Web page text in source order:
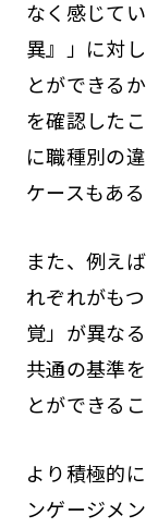
なく感じて
異』」に対
とができる
を確認した
に職種別の
ケースもあ
また、例え
れぞれがも
覚」が異な
共通の基準
とができる
より積極的
ンゲージメ